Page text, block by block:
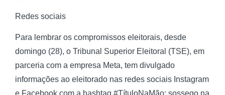
Redes sociais
Para lembrar os compromissos eleitorais, desde
domingo (28), o Tribunal Superior Eleitoral (TSE), em
parceria com a empresa Meta, tem divulgado
informações ao eleitorado nas redes sociais Instagram
e Facebook com a hashtag #TítuloNaMão: sossego na